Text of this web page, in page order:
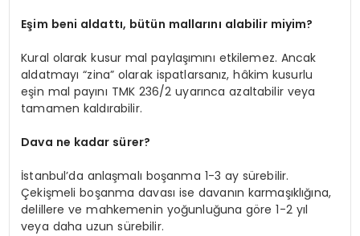
Eşim beni aldattı, bütün mallarını alabilir miyim?
Kural olarak kusur mal paylaşımını etkilemez. Ancak
aldatmayı “zina” olarak ispatlarsanız, hâkim kusurlu
eşin mal payını TMK 236/2 uyarınca azaltabilir veya
tamamen kaldırabilir.
Dava ne kadar sürer?
İstanbul’da anlaşmalı boşanma 1-3 ay sürebilir.
Çekişmeli boşanma davası ise davanın karmaşıklığına,
delillere ve mahkemenin yoğunluğuna göre 1-2 yıl
veya daha uzun sürebilir.